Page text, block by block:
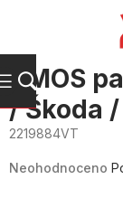
CMOS
/ Škoda
2219884VT
hodnocení
produktu
Neohodnoceno